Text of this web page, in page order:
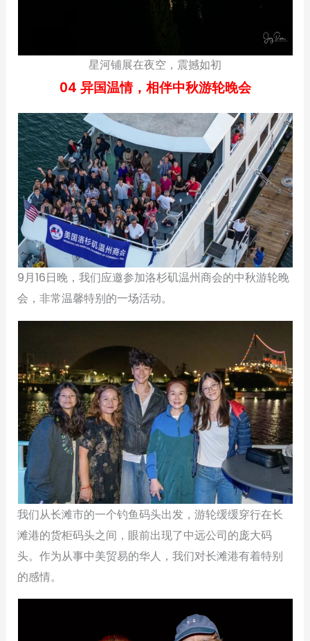
星河铺展在夜空，震撼如初
04 异国温情，相伴中秋游轮晚会
9月16日晚，我们应邀参加洛杉矶温州商会的中秋游轮晚
会，非常温馨特别的一场活动。
我们从长滩市的一个钓鱼码头出发，游轮缓缓穿行在长
滩港的货柜码头之间，眼前出现了中远公司的庞大码
头。作为从事中美贸易的华人，我们对长滩港有着特别
的感情。